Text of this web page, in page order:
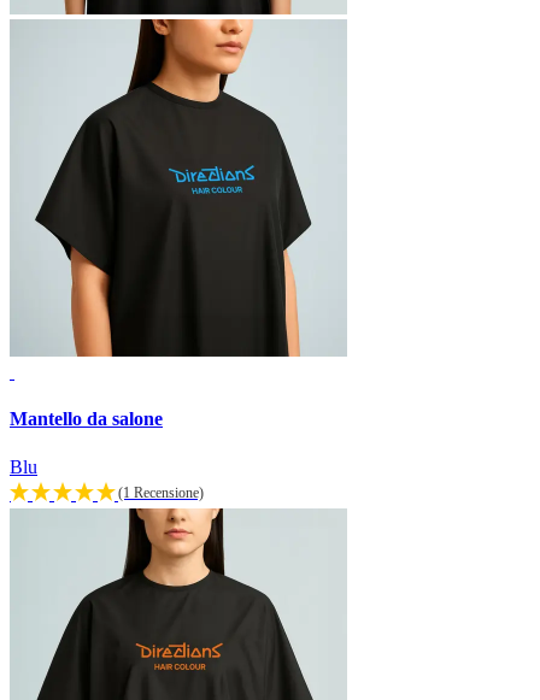
Mantello da salone
Blu
(1 Recensione)